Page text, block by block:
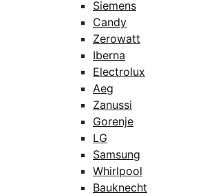
Siemens
Candy
Zerowatt
Iberna
Electrolux
Aeg
Zanussi
Gorenje
LG
Samsung
Whirlpool
Bauknecht